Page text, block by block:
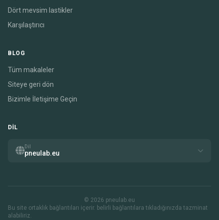
Dört mevsim lastikler
Karşılaştırıcı
BLOG
Tüm makaleler
Siteye geri dön
Bizimle İletişime Geçin
DIL
Dil
pneulab.eu
© 2026 pneulab.eu
Bu site ortaklık bağlantıları içerir. belirli bağlantılara tıkladığınızda tazminat
alabiliriz.